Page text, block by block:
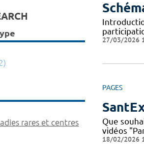
27/03/2026
PAGES
Que
vidéos
18/02/2026
rares et centres